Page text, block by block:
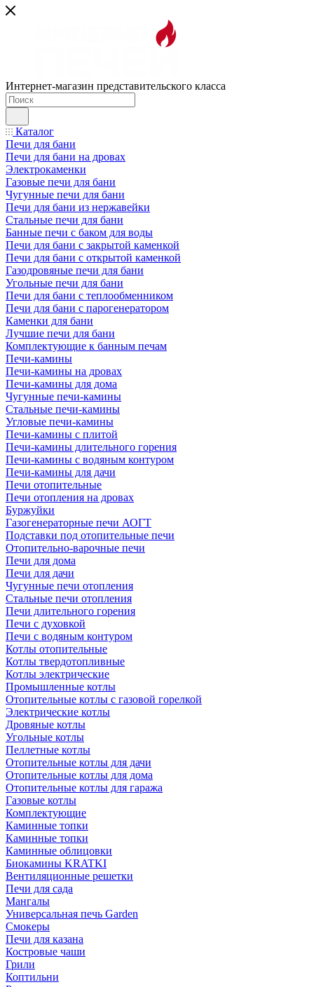
Интернет-магазин представительского класса
Каталог
Печи для бани
Печи для бани на дровах
Электрокаменки
Газовые печи для бани
Чугунные печи для бани
Печи для бани из нержавейки
Стальные печи для бани
Банные печи с баком для воды
Печи для бани с закрытой каменкой
Печи для бани с открытой каменкой
Газодровяные печи для бани
Угольные печи для бани
Печи для бани с теплообменником
Печи для бани с парогенератором
Каменки для бани
Лучшие печи для бани
Комплектующие к банным печам
Печи-камины
Печи-камины на дровах
Печи-камины для дома
Чугунные печи-камины
Стальные печи-камины
Угловые печи-камины
Печи-камины с плитой
Печи-камины длительного горения
Печи-камины с водяным контуром
Печи-камины для дачи
Печи отопительные
Печи отопления на дровах
Буржуйки
Газогенераторные печи АОГТ
Подставки под отопительные печи
Отопительно-варочные печи
Печи для дома
Печи для дачи
Чугунные печи отопления
Стальные печи отопления
Печи длительного горения
Печи с духовкой
Печи с водяным контуром
Котлы отопительные
Котлы твердотопливные
Котлы электрические
Промышленные котлы
Отопительные котлы с газовой горелкой
Электрические котлы
Дровяные котлы
Угольные котлы
Пеллетные котлы
Отопительные котлы для дачи
Отопительные котлы для дома
Отопительные котлы для гаража
Газовые котлы
Комплектующие
Каминные топки
Каминные топки
Каминные облицовки
Биокамины KRATKI
Вентиляционные решетки
Печи для сада
Мангалы
Универсальная печь Garden
Смокеры
Печи для казана
Костровые чаши
Грили
Коптильни